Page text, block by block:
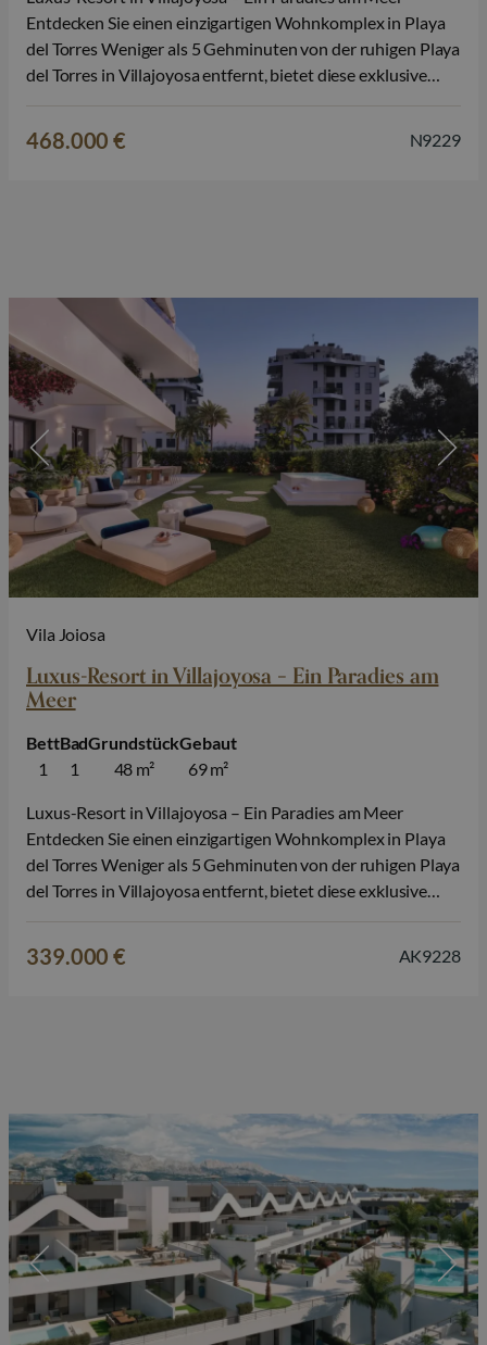
Entdecken Sie einen einzigartigen Wohnkomplex in Playa
del Torres Weniger als 5 Gehminuten von der ruhigen Playa
del Torres in Villajoyosa entfernt, bietet diese exklusive
ultimativen Lebensstil entworfen und verbindet…
468.000 € N9229
Vila Joiosa
Luxus-Resort in Villajoyosa – Ein Paradies am
Meer
1
Bett
1
Bad
48 m²
Grundstück
69 m²
Gebaut
Luxus-Resort in Villajoyosa – Ein Paradies am Meer
Entdecken Sie einen einzigartigen Wohnkomplex in Playa
del Torres Weniger als 5 Gehminuten von der ruhigen Playa
del Torres in Villajoyosa entfernt, bietet diese exklusive
ultimativen Lebensstil entworfen und verbindet…
339.000 € AK9228